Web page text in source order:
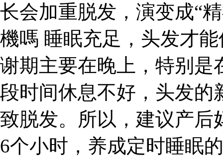
长会加重脱发，演变成“
機嗎 睡眠充足，头发才
谢期主要在晚上，特别是
段时间休息不好，头发的
致脱发。所以，建议产后
6个小时，养成定时睡眠